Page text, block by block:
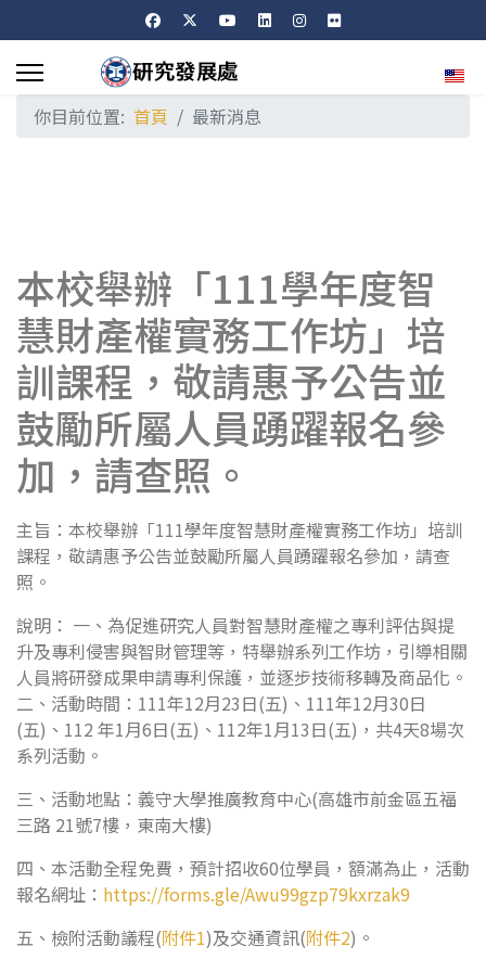
選擇
你目前位置: 首頁 最新消息
本校舉辦「111學年度智
慧財產權實務工作坊」培
訓課程，敬請惠予公告並
鼓勵所屬人員踴躍報名參
加，請查照。
主旨：本校舉辦「111學年度智慧財產權實務工作坊」培訓
課程，敬請惠予公告並鼓勵所屬人員踴躍報名參加，請查
照。
說明： 一、為促進研究人員對智慧財產權之專利評估與提
升及專利侵害與智財管理等，特舉辦系列工作坊，引導相關
人員將研發成果申請專利保護，並逐步技術移轉及商品化。
二、活動時間：111年12月23日(五)、111年12月30日
(五)、112 年1月6日(五)、112年1月13日(五)，共4天8場次
系列活動。
三、活動地點：義守大學推廣教育中心(高雄市前金區五福
三路 21號7樓，東南大樓)
四、本活動全程免費，預計招收60位學員，額滿為止，活動
報名網址： https://forms.gle/Awu99gzp79kxrzak9
五、檢附活動議程(附件1)及交通資訊(附件2)。